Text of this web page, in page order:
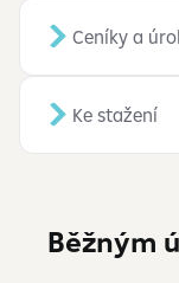
Ceníky a
Ke stažení
Běžným